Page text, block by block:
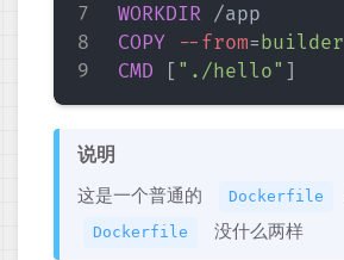
WORKDIR /app
COPY
--from=builder
CMD [ "./hello" ]
说明
这是一个普通的 Dockerfile
Dockerfile 没什么两样